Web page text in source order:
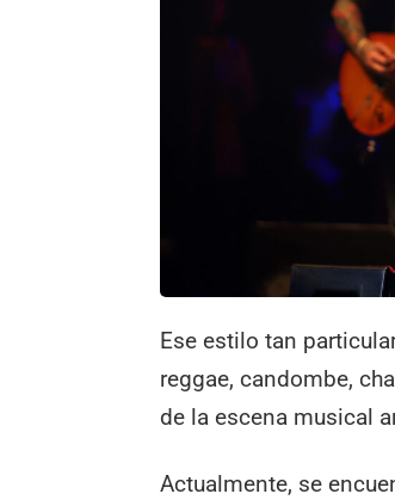
Ese estilo tan
reggae, candombe,
de la escena musical
Actualmente, se